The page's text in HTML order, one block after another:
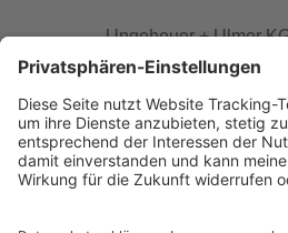
Ungeheuer + Ulmer
Ludwigsburger
71634